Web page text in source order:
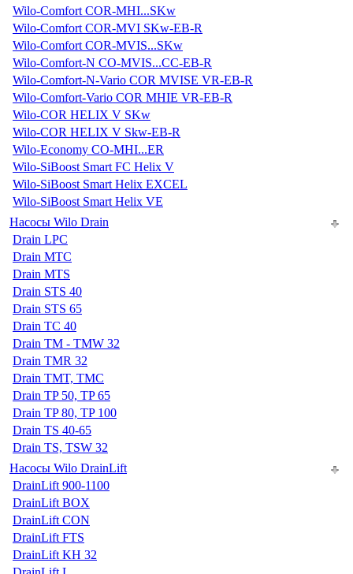
Wilo-Comfort COR-MHI...SKw
Wilo-Comfort COR-MVI SKw-EB-R
Wilo-Comfort COR-MVIS...SKw
Wilo-Comfort-N CO-MVIS...CC-EB-R
Wilo-Comfort-N-Vario COR MVISE VR-EB-R
Wilo-Comfort-Vario COR MHIE VR-EB-R
Wilo-COR HELIX V SKw
Wilo-COR HELIX V Skw-EB-R
Wilo-Economy CO-MHI...ER
Wilo-SiBoost Smart FC Helix V
Wilo-SiBoost Smart Helix EXCEL
Wilo-SiBoost Smart Helix VE
Насосы Wilo Drain
Drain LPC
Drain MTC
Drain MTS
Drain STS 40
Drain STS 65
Drain TC 40
Drain TM - TMW 32
Drain TMR 32
Drain TMT, TMC
Drain TP 50, TP 65
Drain TP 80, TP 100
Drain TS 40-65
Drain TS, TSW 32
Насосы Wilo DrainLift
DrainLift 900-1100
DrainLift BOX
DrainLift CON
DrainLift FTS
DrainLift KH 32